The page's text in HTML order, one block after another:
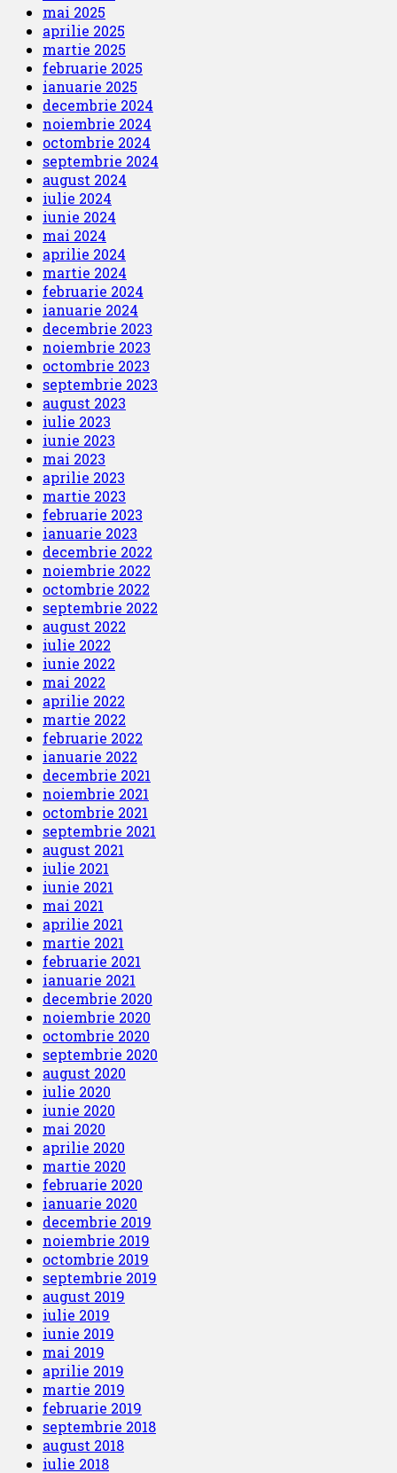
mai 2025
aprilie 2025
martie 2025
februarie 2025
ianuarie 2025
decembrie 2024
noiembrie 2024
octombrie 2024
septembrie 2024
august 2024
iulie 2024
iunie 2024
mai 2024
aprilie 2024
martie 2024
februarie 2024
ianuarie 2024
decembrie 2023
noiembrie 2023
octombrie 2023
septembrie 2023
august 2023
iulie 2023
iunie 2023
mai 2023
aprilie 2023
martie 2023
februarie 2023
ianuarie 2023
decembrie 2022
noiembrie 2022
octombrie 2022
septembrie 2022
august 2022
iulie 2022
iunie 2022
mai 2022
aprilie 2022
martie 2022
februarie 2022
ianuarie 2022
decembrie 2021
noiembrie 2021
octombrie 2021
septembrie 2021
august 2021
iulie 2021
iunie 2021
mai 2021
aprilie 2021
martie 2021
februarie 2021
ianuarie 2021
decembrie 2020
noiembrie 2020
octombrie 2020
septembrie 2020
august 2020
iulie 2020
iunie 2020
mai 2020
aprilie 2020
martie 2020
februarie 2020
ianuarie 2020
decembrie 2019
noiembrie 2019
octombrie 2019
septembrie 2019
august 2019
iulie 2019
iunie 2019
mai 2019
aprilie 2019
martie 2019
februarie 2019
septembrie 2018
august 2018
iulie 2018